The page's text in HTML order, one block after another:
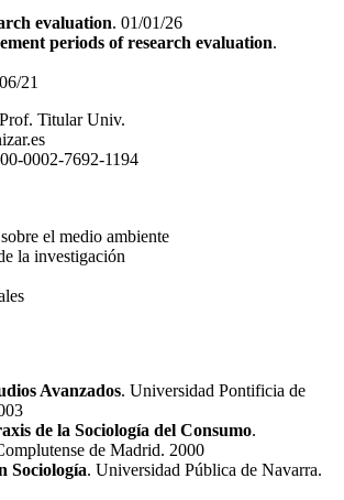
evaluation. 01/01/26
periods of research evaluation.
21
Prof. Titular Univ.
0002-7692-1194
el medio ambiente
la investigación
Avanzados. Universidad Pontificia de
de la Sociología del Consumo.
de Madrid. 2000
Sociología. Universidad Pública de Navarra.